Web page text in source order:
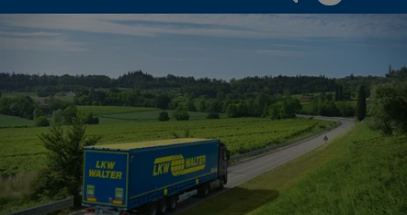
Silniční doprava
Digitální řešení
Kombinovaná doprava